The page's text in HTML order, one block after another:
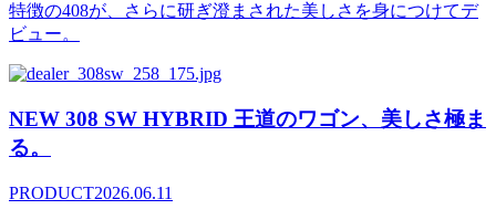
特徴の408が、さらに研ぎ澄まされた美しさを身につけてデ
ビュー。
NEW 308 SW HYBRID 王道のワゴン、美しさ極ま
る。
PRODUCT2026.06.11